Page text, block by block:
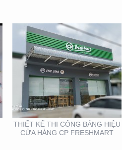
THIẾT KẾ THI CÔNG BẢNG HIỆU
CỬA HÀNG CP FRESHMART
THIẾT KẾ THI CÔNG
GIAN HÀNG BLU SÀI
GÒN